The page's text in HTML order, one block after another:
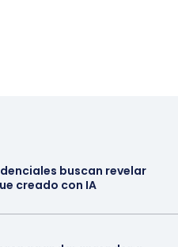
buscan revelar
creado con IA